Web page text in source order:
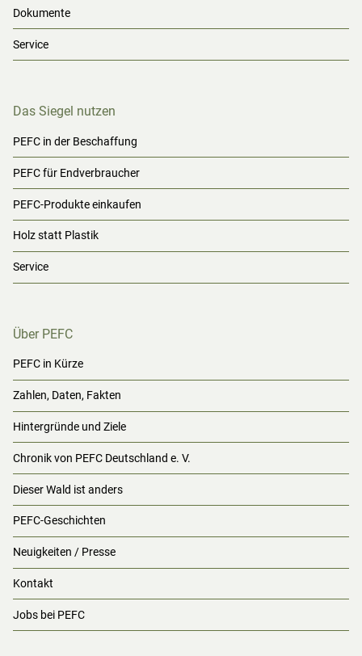
Dokumente
Service
Das Siegel nutzen
PEFC in der Beschaffung
PEFC für Endverbraucher
PEFC-Produkte einkaufen
Holz statt Plastik
Service
Über PEFC
PEFC in Kürze
Zahlen, Daten, Fakten
Hintergründe und Ziele
Chronik von PEFC Deutschland e. V.
Dieser Wald ist anders
PEFC-Geschichten
Neuigkeiten / Presse
Kontakt
Jobs bei PEFC